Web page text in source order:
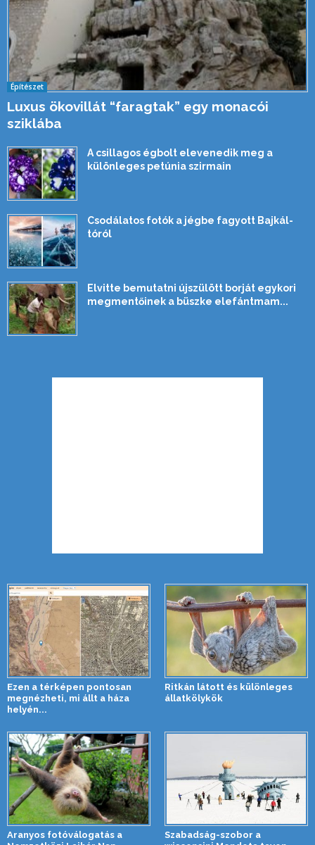
Építészet
Luxus ökovillát “faragtak” egy monacói
sziklába
A csillagos égbolt elevenedik meg a
különleges petúnia szirmain
Csodálatos fotók a jégbe fagyott Bajkál-
tóról
Elvitte bemutatni újszülött borját egykori
megmentőinek a büszke elefántmam...
Ezen a térképen pontosan
megnézheti, mi állt a háza
helyén...
Ritkán látott és különleges
állatkölykök
Aranyos fotóválogatás a
Szabadság-szobor a